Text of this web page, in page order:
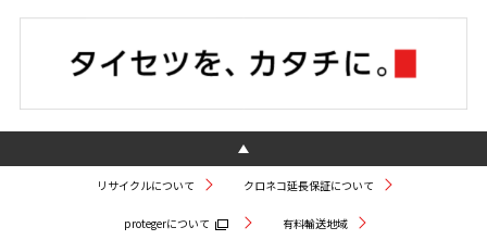
リサイクルについて クロネコ延長保証について
protegerについて 有料輸送地域